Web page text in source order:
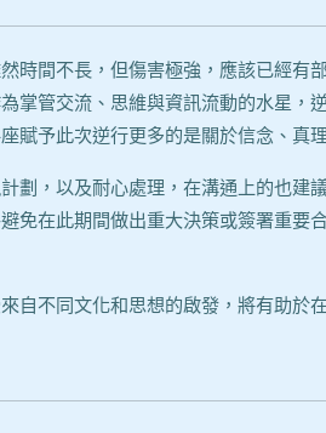
時間不長，但傷害極強，應該已經有
掌管交流、思維與資訊流動的水星，
賦予此次逆行更多的是關於信念、真
劃，以及耐心處理，在溝通上的也建
免在此期間做出重大決策或簽署重要
自不同文化和思想的啟發，將有助於